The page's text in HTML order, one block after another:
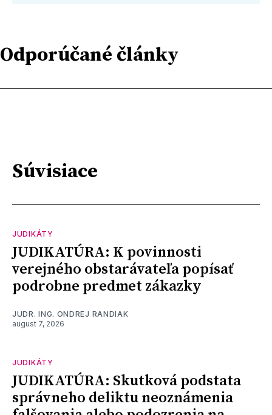
Odporúčané články
Súvisiace
JUDIKÁTY
JUDIKATÚRA: K povinnosti
verejného obstarávateľa popísať
podrobne predmet zákazky
JUDR. ING. ONDREJ RANDIAK
august 7, 2026
JUDIKÁTY
JUDIKATÚRA: Skutková podstata
správneho deliktu neoznámenia